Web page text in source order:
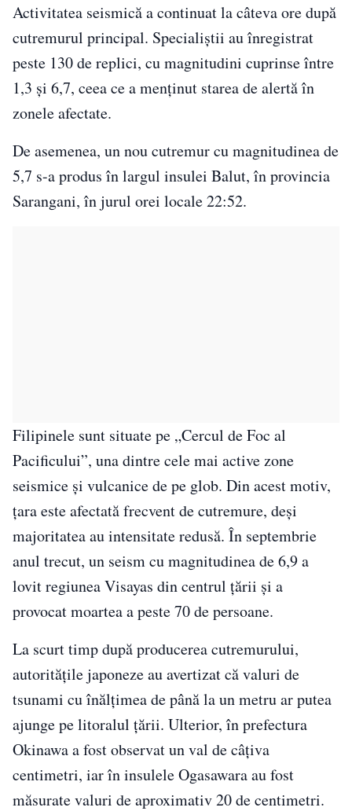
Activitatea seismică a continuat la câteva ore după
cutremurul principal. Specialiștii au înregistrat
peste 130 de replici, cu magnitudini cuprinse între
1,3 și 6,7, ceea ce a menținut starea de alertă în
zonele afectate.
De asemenea, un nou cutremur cu magnitudinea de
5,7 s-a produs în largul insulei Balut, în provincia
Sarangani, în jurul orei locale 22:52.
Filipinele sunt situate pe „Cercul de Foc al
Pacificului”, una dintre cele mai active zone
seismice și vulcanice de pe glob. Din acest motiv,
țara este afectată frecvent de cutremure, deși
majoritatea au intensitate redusă. În septembrie
anul trecut, un seism cu magnitudinea de 6,9 a
lovit regiunea Visayas din centrul țării și a
provocat moartea a peste 70 de persoane.
La scurt timp după producerea cutremurului,
autoritățile japoneze au avertizat că valuri de
tsunami cu înălțimea de până la un metru ar putea
ajunge pe litoralul țării. Ulterior, în prefectura
Okinawa a fost observat un val de câțiva
centimetri, iar în insulele Ogasawara au fost
măsurate valuri de aproximativ 20 de centimetri.